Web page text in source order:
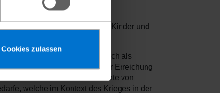
Cookies zulassen
Schutz, Spiel und Teilhabe für Kinder und
Potenziale zu entfalten und sich als
Die Grundlage zur Erreichung
und Einfordern ihrer Rechte von
welche im Kontext des Krieges in der